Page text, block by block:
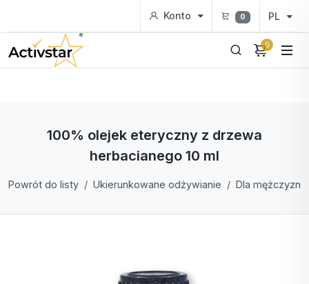
Konto 0 PL
0
100% olejek eteryczny z drzewa
herbacianego 10 ml
Powrót do listy Ukierunkowane odżywianie Dla mężczyzn